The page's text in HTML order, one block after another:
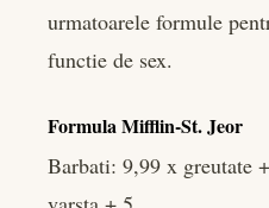
urmatoarele formule
functie de sex.
Formula Mifflin-St. Jeor
Barbati: 9,99 x greutate